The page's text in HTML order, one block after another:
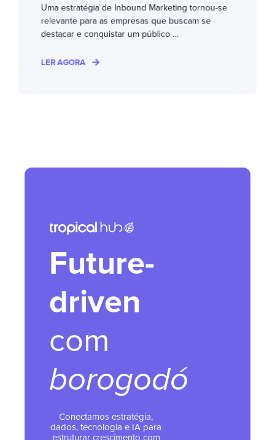
Uma estratégia de Inbound Marketing tornou-se
relevante para as empresas que buscam se
destacar e conquistar um público ...
LER AGORA
Future-
driven
com
borogodó
Conectamos estratégia,
dados, tecnologia e IA para
estruturar crescimento com